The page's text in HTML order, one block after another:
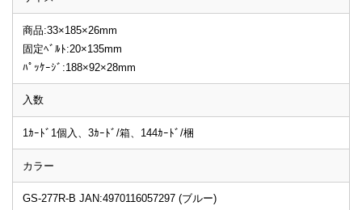
商品:33×185×26mm
固定ﾍﾞﾙﾄ:20×135mm
ﾊﾟｯｹｰｼﾞ:188×92×28mm
入数
1ｶｰﾄﾞ1個入、3ｶｰﾄﾞ/箱、144ｶｰﾄﾞ/梱
カラー
GS-277R-B JAN:4970116057297 (ブルー)